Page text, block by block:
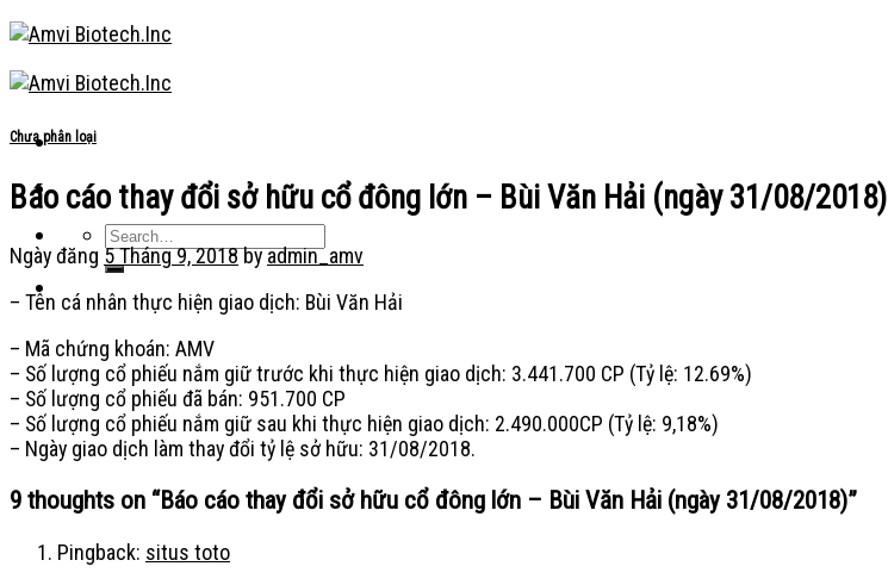
Skip
to
content
Chưa phân loại
Báo cáo thay đổi sở hữu cổ đông lớn – Bùi Văn Hải (ngày 31/08/2018)
Ngày đăng 5 Tháng 9, 2018byadmin_amv
– Tên cá nhân thực hiện giao dịch: Bùi Văn Hải
– Mã chứng khoán: AMV
– Số lượng cổ phiếu nắm giữ trước khi thực hiện giao dịch: 3.441.700 CP (Tỷ lệ: 12.69%)
– Số lượng cổ phiếu đã bán: 951.700 CP
– Số lượng cổ phiếu nắm giữ sau khi thực hiện giao dịch: 2.490.000CP (Tỷ lệ: 9,18%)
– Ngày giao dịch làm thay đổi tỷ lệ sở hữu: 31/08/2018.
9 thoughts on “Báo cáo thay đổi sở hữu cổ đông lớn – Bùi Văn Hải (ngày 31/08/2018)”
Pingback: situs toto